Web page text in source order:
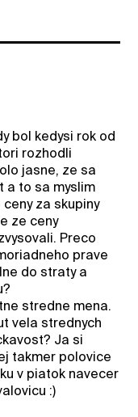
bol kedysi rok od
rozhodli
jasne, ze sa
a to sa myslim
za skupiny
ze ceny
Preco
prave
do straty a
stredne mena.
vela strednych
Ja si
takmer polovice
v piatok navecer
:)